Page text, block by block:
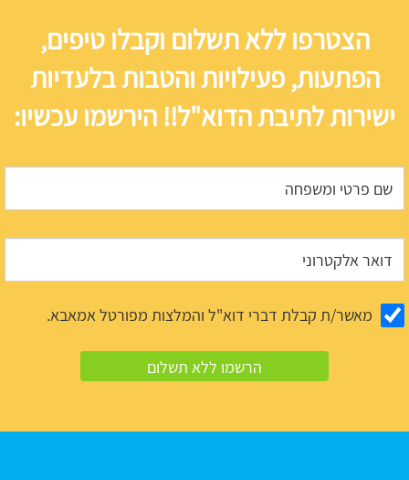
הצטרפו ללא תשלום וקבלו טיפים,
הפתעות, פעילויות והטבות בלעדיות
ישירות לתיבת הדוא"ל!! הירשמו עכשיו:
מאשר/ת קבלת דברי דוא"ל והמלצות מפורטל אמאבא.